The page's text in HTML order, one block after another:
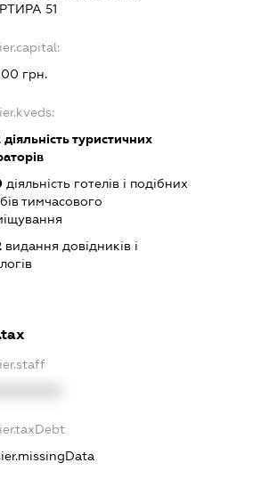
51
грн.
діяльність туристичних
діяльність готелів і подібних
тимчасового
видання довідників і